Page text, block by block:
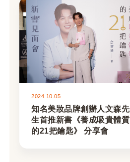
2024.10.05
知名美妝品牌創辦人文森先
生首推新書《養成吸貴體質
的21把鑰匙》 分享會